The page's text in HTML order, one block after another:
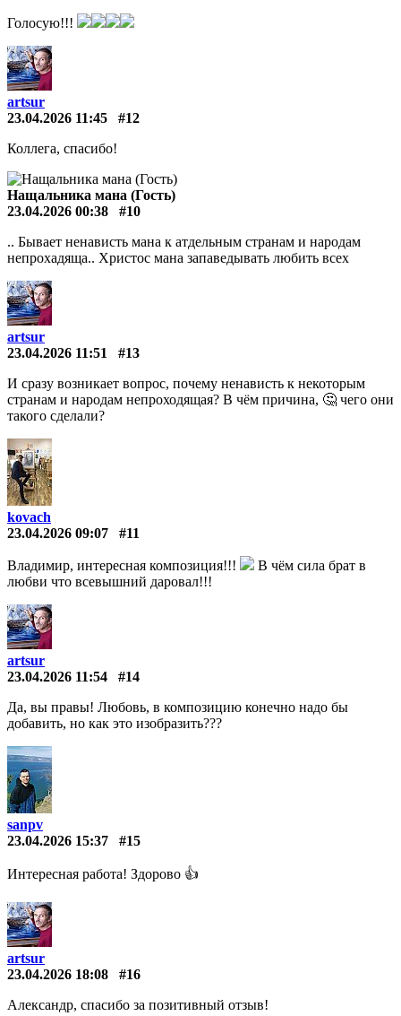
Голосую!!!
artsur
23.04.2026 11:45
#12
Коллега, спасибо!
Нащальника мана (Гость)
23.04.2026 00:38
#10
.. Бывает ненависть мана к атдельным странам и народам
непрохадяща.. Христос мана запаведывать любить всех
artsur
23.04.2026 11:51
#13
И сразу возникает вопрос, почему ненависть к некоторым
странам и народам непроходящая? В чём причина, 🤔 чего они
такого сделали?
kovach
23.04.2026 09:07
#11
Владимир, интересная композиция!!!
В чём сила брат в
любви что всевышний даровал!!!
artsur
23.04.2026 11:54
#14
Да, вы правы! Любовь, в композицию конечно надо бы
добавить, но как это изобразить???
sanpv
23.04.2026 15:37
#15
Интересная работа! Здорово 👍
artsur
23.04.2026 18:08
#16
Александр, спасибо за позитивный отзыв!